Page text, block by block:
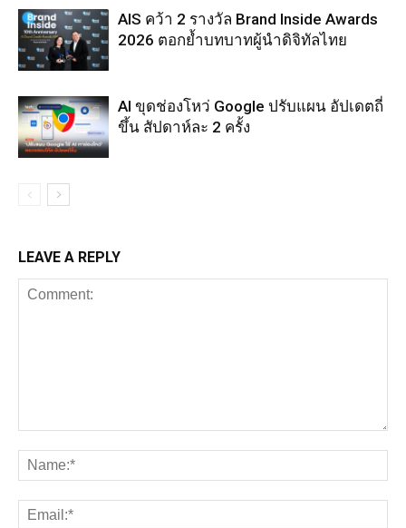
AIS คว้า 2 รางวัล Brand Inside Awards
2026 ตอกย้ำบทบาทผู้นำดิจิทัลไทย
AI ขุดช่องโหว่ Google ปรับแผน อัปเดตถี่
ขึ้น สัปดาห์ละ 2 ครั้ง
LEAVE A REPLY